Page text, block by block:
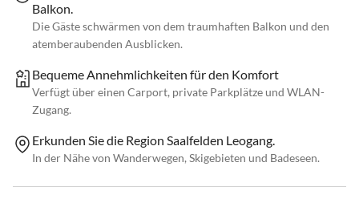
Balkon.
Die Gäste schwärmen von dem traumhaften Balkon und den
atemberaubenden Ausblicken.
Bequeme Annehmlichkeiten für den Komfort
Verfügt über einen Carport, private Parkplätze und WLAN-
Zugang.
Erkunden Sie die Region Saalfelden Leogang.
In der Nähe von Wanderwegen, Skigebieten und Badeseen.